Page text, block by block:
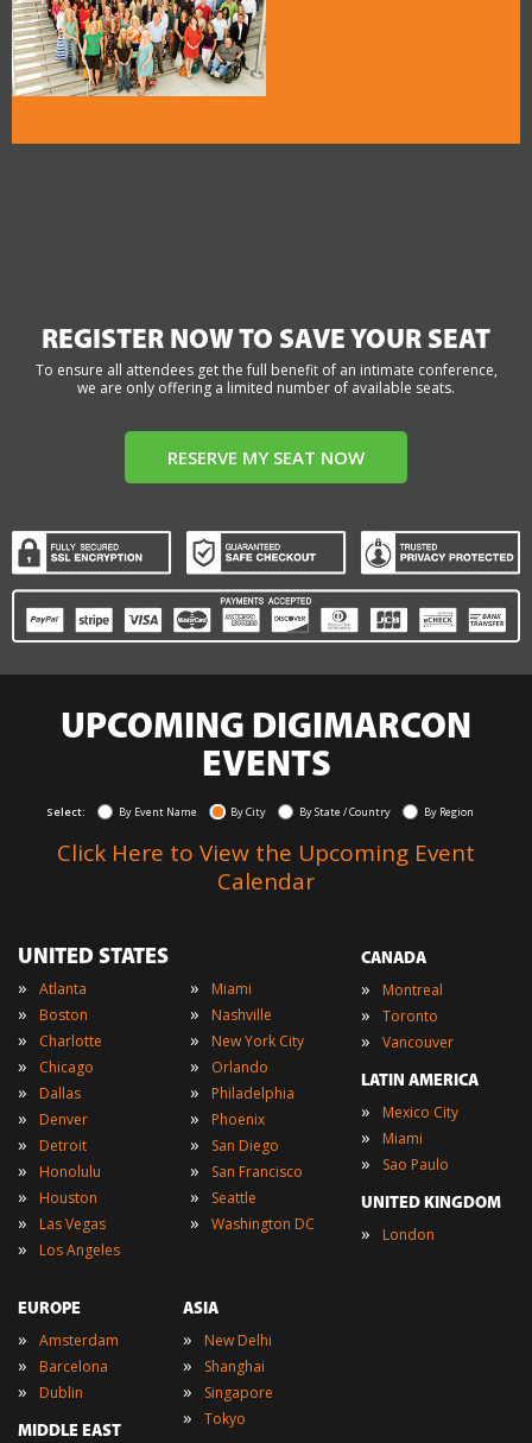
REGISTER NOW TO SAVE YOUR SEAT
To ensure all attendees get the full benefit of an intimate conference,
we are only offering a limited number of available seats.
RESERVE MY SEAT NOW
UPCOMING DIGIMARCON
EVENTS
Select: By Event Name By City By State / Country By Region
Click Here to View the Upcoming Event
Calendar
UNITED STATES
» Atlanta
» Boston
» Charlotte
» Chicago
» Dallas
» Denver
» Detroit
» Honolulu
» Houston
» Las Vegas
» Los Angeles
» Miami
» Nashville
» New York City
» Orlando
» Philadelphia
» Phoenix
» San Diego
» San Francisco
» Seattle
» Washington DC
CANADA
» Montreal
» Toronto
» Vancouver
LATIN AMERICA
» Mexico City
» Miami
» Sao Paulo
UNITED KINGDOM
» London
EUROPE
» Amsterdam
» Barcelona
» Dublin
MIDDLE EAST
ASIA
» New Delhi
» Shanghai
» Singapore
» Tokyo